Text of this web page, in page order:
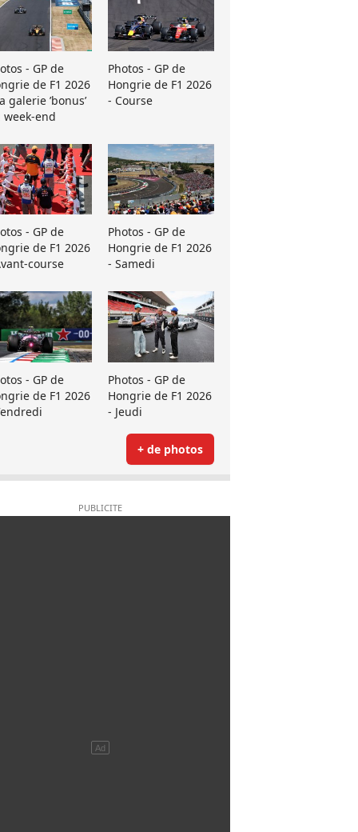
- GP de
de F1 2026
galerie ’bonus’
week-end
Photos - GP de
Hongrie de F1 2026
- Course
- GP de
de F1 2026
course
Photos - GP de
Hongrie de F1 2026
- Samedi
- GP de
de F1 2026
Photos - GP de
Hongrie de F1 2026
- Jeudi
+ de photos